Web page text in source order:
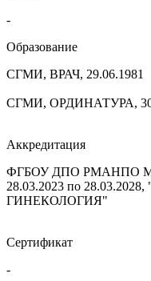
-
Образование
СГМИ, ВРАЧ, 29.06.1981
СГМИ, ОРДИНАТУРА,
Аккредитация
ФГБОУ ДПО РМАНПО
28.03.2023 по
ГИНЕКОЛОГИЯ"
Сертификат
-